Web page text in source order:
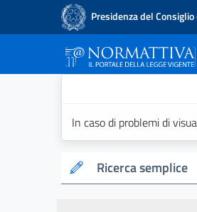
Presidenza del
In caso di problemi di
Ricerca semplice